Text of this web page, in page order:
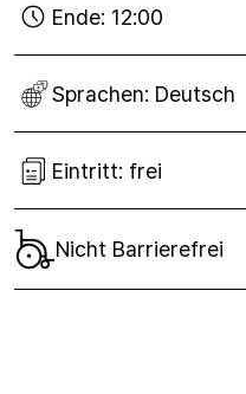
Ende: 12:00
Sprachen: Deutsch
Eintritt: frei
Nicht Barrierefrei